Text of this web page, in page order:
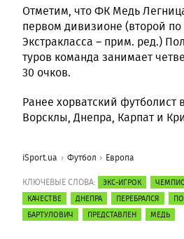
Отметим, что ФК Медь
первом дивизионе (второй
Экстракласса – прим. ред.)
туров команда занимает
30 очков.
Ранее хорватский футболист
Ворсклы, Днепра, Карпат и
iSport.ua Футбол Европа
КЛЮЧЕВЫЕ СЛОВА: ЭКС-ИГРОК
КАЧЕСТВЕ
ДНЕПРА ПЕРЕБРАЛСЯ
БАРТУЛОВИЧ
ПРЕДСТАВЛЕН МЕДЬ